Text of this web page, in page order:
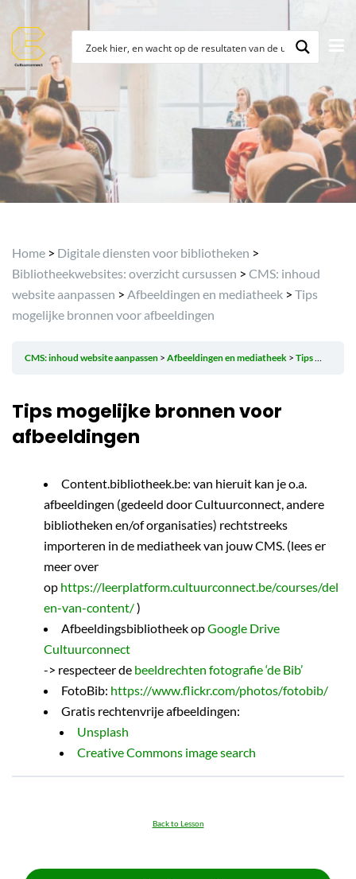
Archief
Home > Digitale diensten voor bibliotheken >
Bibliotheekwebsites: overzicht cursussen > CMS: inhoud
website aanpassen > Afbeeldingen en mediatheek > Tips
mogelijke bronnen voor afbeeldingen
CMS: inhoud website aanpassen Afbeeldingen en mediatheek Tips mogelijke bronnen voor afbeeldingen
Tips mogelijke bronnen voor
afbeeldingen
Content.bibliotheek.be: van hieruit kan je o.a.
afbeeldingen (gedeeld door Cultuurconnect, andere
bibliotheken en/of organisaties) rechtstreeks
importeren in de mediatheek van jouw CMS. (lees er
meer over
op https://leerplatform.cultuurconnect.be/courses/del
en-van-content/)
Afbeeldingsbibliotheek opGoogle Drive
Cultuurconnect
-> respecteer de beeldrechten fotografie ‘de Bib’
FotoBib: https://www.flickr.com/photos/fotobib/
Gratis rechtenvrije afbeeldingen:
Unsplash
Creative Commons image search
Back to Lesson